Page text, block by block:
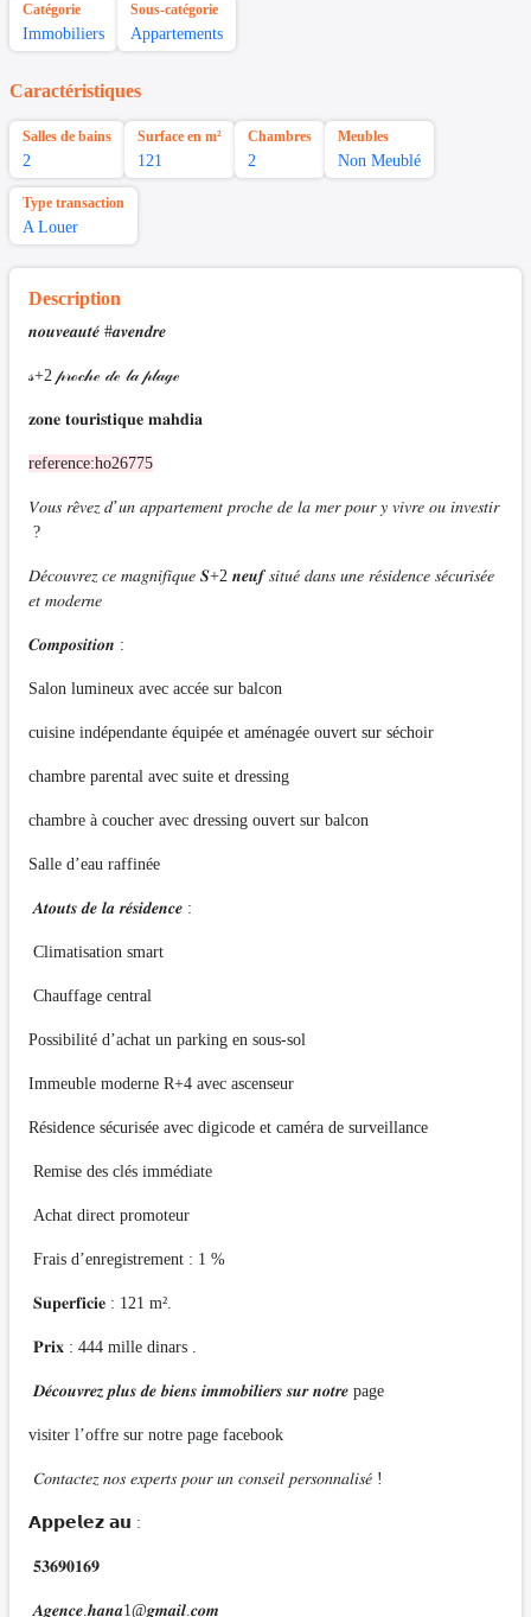
Catégorie
Immobiliers
Sous-catégorie
Appartements
Caractéristiques
Salles de bains
2
Surface en m²
121
Chambres
2
Meubles
Non Meublé
Type transaction
A Louer
Description
𝒏𝒐𝒖𝒗𝒆𝒂𝒖𝒕𝒆́ #𝒂𝒗𝒆𝒏𝒅𝒓𝒆
𝓈+2 𝓅𝓇ℴ𝒸𝒽ℯ 𝒹ℯ 𝓁𝒶 𝓅𝓁𝒶ℊℯ
𝐳𝐨𝐧𝐞 𝐭𝐨𝐮𝐫𝐢𝐬𝐭𝐢𝐪𝐮𝐞 𝐦𝐚𝐡𝐝𝐢𝐚
reference:ho26775
𝑉𝑜𝑢𝑠 𝑟𝑒̂𝑣𝑒𝑧 𝑑’𝑢𝑛 𝑎𝑝𝑝𝑎𝑟𝑡𝑒𝑚𝑒𝑛𝑡 𝑝𝑟𝑜𝑐ℎ𝑒 𝑑𝑒 𝑙𝑎 𝑚𝑒𝑟 𝑝𝑜𝑢𝑟 𝑦 𝑣𝑖𝑣𝑟𝑒 𝑜𝑢 𝑖𝑛𝑣𝑒𝑠𝑡𝑖𝑟
?
𝐷𝑒́𝑐𝑜𝑢𝑣𝑟𝑒𝑧 𝑐𝑒 𝑚𝑎𝑔𝑛𝑖𝑓𝑖𝑞𝑢𝑒 𝑺+2 𝒏𝒆𝒖𝒇 𝑠𝑖𝑡𝑢𝑒́ 𝑑𝑎𝑛𝑠 𝑢𝑛𝑒 𝑟𝑒́𝑠𝑖𝑑𝑒𝑛𝑐𝑒 𝑠𝑒́𝑐𝑢𝑟𝑖𝑠𝑒́𝑒
𝑒𝑡 𝑚𝑜𝑑𝑒𝑟𝑛𝑒
𝑪𝒐𝒎𝒑𝒐𝒔𝒊𝒕𝒊𝒐𝒏 :
Salon lumineux avec accée sur balcon
cuisine indépendante équipée et aménagée ouvert sur séchoir
chambre parental avec suite et dressing
chambre à coucher avec dressing ouvert sur balcon
Salle d’eau raffinée
𝑨𝒕𝒐𝒖𝒕𝒔 𝒅𝒆 𝒍𝒂 𝒓𝒆́𝒔𝒊𝒅𝒆𝒏𝒄𝒆 :
Climatisation smart
Chauffage central
Possibilité d’achat un parking en sous-sol
Immeuble moderne R+4 avec ascenseur
Résidence sécurisée avec digicode et caméra de surveillance
Remise des clés immédiate
Achat direct promoteur
Frais d’enregistrement : 1 %
𝐒𝐮𝐩𝐞𝐫𝐟𝐢𝐜𝐢𝐞 : 121 m².
𝐏𝐫𝐢𝐱 : 444 mille dinars .
𝑫𝒆́𝒄𝒐𝒖𝒗𝒓𝒆𝒛 𝒑𝒍𝒖𝒔 𝒅𝒆 𝒃𝒊𝒆𝒏𝒔 𝒊𝒎𝒎𝒐𝒃𝒊𝒍𝒊𝒆𝒓𝒔 𝒔𝒖𝒓 𝒏𝒐𝒕𝒓𝒆 page
visiter l’offre sur notre page facebook
𝐶𝑜𝑛𝑡𝑎𝑐𝑡𝑒𝑧 𝑛𝑜𝑠 𝑒𝑥𝑝𝑒𝑟𝑡𝑠 𝑝𝑜𝑢𝑟 𝑢𝑛 𝑐𝑜𝑛𝑠𝑒𝑖𝑙 𝑝𝑒𝑟𝑠𝑜𝑛𝑛𝑎𝑙𝑖𝑠𝑒́ !
𝗔𝗽𝗽𝗲𝗹𝗲𝘇 𝗮𝘂 :
𝟓𝟑𝟔𝟗𝟎𝟏𝟔𝟗
𝑨𝒈𝒆𝒏𝒄𝒆.𝒉𝒂𝒏𝒂1@𝒈𝒎𝒂𝒊𝒍.𝒄𝒐𝒎